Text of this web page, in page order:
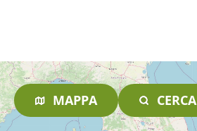
MAPPA CERCA